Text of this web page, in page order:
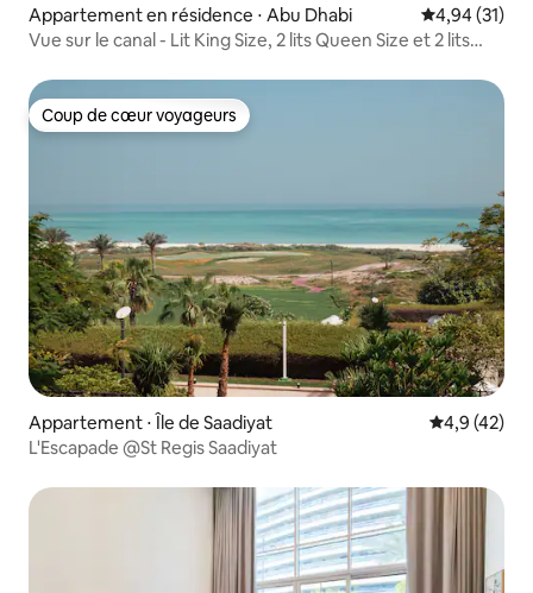
Appartement en résidence ⋅ Abu Dhabi Évaluation
4,94 (31)
Vue sur le canal - Lit King Size, 2 lits Queen Size et 2 lits
Coup de cœur voyageurs
Coup de cœur voyageurs
Appartement ⋅ Île de Saadiyat Évaluation
4,9 (42)
L'Escapade @St Regis Saadiyat